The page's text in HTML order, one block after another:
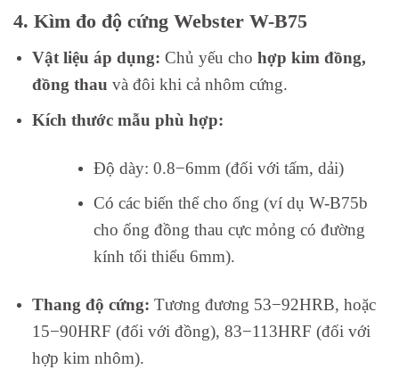
4. Kìm đo độ cứng Webster W-B75
Vật liệu áp dụng: Chủ yếu cho hợp kim đồng,
đồng thau và đôi khi cả nhôm cứng.
Kích thước mẫu phù hợp:
Độ dày: 0.8−6mm (đối với tấm, dải)
Có các biến thể cho ống (ví dụ W-B75b
cho ống đồng thau cực mỏng có đường
kính tối thiểu 6mm).
Thang độ cứng: Tương đương 53−92HRB, hoặc
15−90HRF (đối với đồng), 83−113HRF (đối với
hợp kim nhôm).